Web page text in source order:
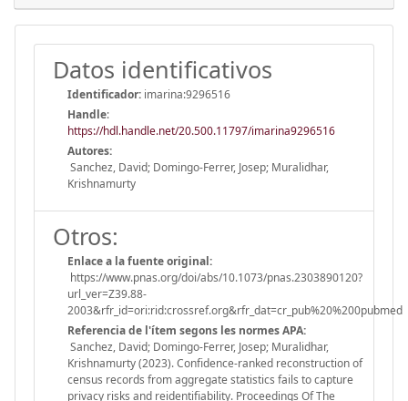
Datos identificativos
Identificador: imarina:9296516
Handle:
https://hdl.handle.net/20.500.11797/imarina9296516
Autores:
Sanchez, David; Domingo-Ferrer, Josep; Muralidhar,
Krishnamurty
Otros:
Enlace a la fuente original:
https://www.pnas.org/doi/abs/10.1073/pnas.2303890120?
url_ver=Z39.88-
2003&rfr_id=ori:rid:crossref.org&rfr_dat=cr_pub%20%200pubmed
Referencia de l'ítem segons les normes APA:
Sanchez, David; Domingo-Ferrer, Josep; Muralidhar,
Krishnamurty (2023). Confidence-ranked reconstruction of
census records from aggregate statistics fails to capture
privacy risks and reidentifiability. Proceedings Of The